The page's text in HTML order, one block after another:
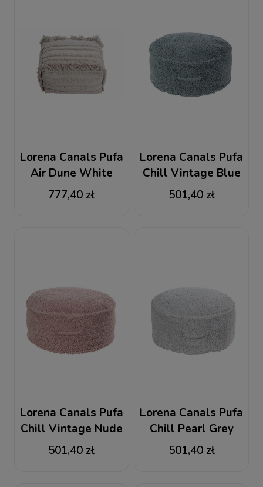
Lorena Canals Pufa
Air Dune White
777,40 zł
Lorena Canals Pufa
Chill Vintage Blue
501,40 zł
Lorena Canals Pufa
Chill Vintage Nude
501,40 zł
Lorena Canals Pufa
Chill Pearl Grey
501,40 zł